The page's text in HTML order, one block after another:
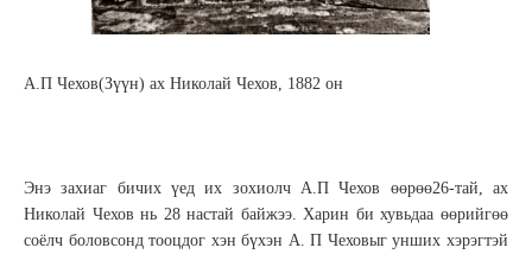
А.П Чехов(Зүүн) ах Николай Чехов, 1882 он
Энэ захиаг бичих үед их зохиолч А.П Чехов өөрөө26-тай, ах
Николай Чехов нь 28 настай байжээ. Харин би хувьдаа өөрийгөө
соёлч боловсонд тооцдог хэн бүхэн А. П Чеховыг унших хэрэгтэй